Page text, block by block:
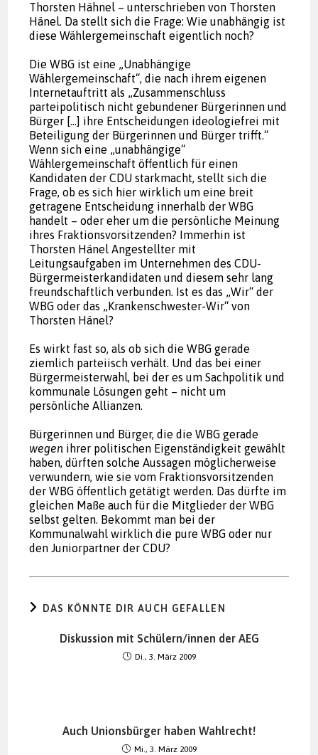
Thorsten Hähnel – unterschrieben von Thorsten
Hänel. Da stellt sich die Frage: Wie unabhängig ist
diese Wählergemeinschaft eigentlich noch?
Die WBG ist eine „Unabhängige
Wählergemeinschaft“, die nach ihrem eigenen
Internetauftritt als „Zusammenschluss
parteipolitisch nicht gebundener Bürgerinnen und
Bürger […] ihre Entscheidungen ideologiefrei mit
Beteiligung der Bürgerinnen und Bürger trifft.“
Wenn sich eine „unabhängige“
Wählergemeinschaft öffentlich für einen
Kandidaten der CDU starkmacht, stellt sich die
Frage, ob es sich hier wirklich um eine breit
getragene Entscheidung innerhalb der WBG
handelt – oder eher um die persönliche Meinung
ihres Fraktionsvorsitzenden? Immerhin ist
Thorsten Hänel Angestellter mit
Leitungsaufgaben im Unternehmen des CDU-
Bürgermeisterkandidaten und diesem sehr lang
freundschaftlich verbunden. Ist es das „Wir“ der
WBG oder das „Krankenschwester-Wir“ von
Thorsten Hänel?
Es wirkt fast so, als ob sich die WBG gerade
ziemlich parteiisch verhält. Und das bei einer
Bürgermeisterwahl, bei der es um Sachpolitik und
kommunale Lösungen geht – nicht um
persönliche Allianzen.
Bürgerinnen und Bürger, die die WBG gerade
wegen ihrer politischen Eigenständigkeit gewählt
haben, dürften solche Aussagen möglicherweise
verwundern, wie sie vom Fraktionsvorsitzenden
der WBG öffentlich getätigt werden. Das dürfte im
gleichen Maße auch für die Mitglieder der WBG
selbst gelten. Bekommt man bei der
Kommunalwahl wirklich die pure WBG oder nur
den Juniorpartner der CDU?
DAS KÖNNTE DIR AUCH GEFALLEN
Diskussion mit Schülern/innen der AEG
Di., 3. März 2009
Auch Unionsbürger haben Wahlrecht!
Mi., 3. März 2009